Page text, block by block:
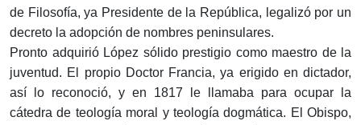
de Filosofía, ya Presidente de la República, legalizó por un
decreto la adopción de nombres peninsulares.
Pronto adquirió López sólido prestigio como maestro de la
juventud. El propio Doctor Francia, ya erigido en dictador,
así lo reconoció, y en 1817 le llamaba para ocupar la
cátedra de teología moral y teología dogmática. El Obispo,